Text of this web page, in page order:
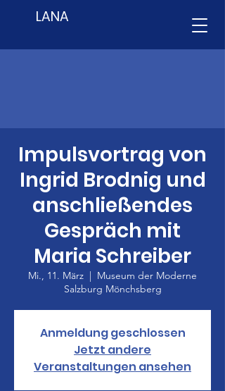
LANA
Impulsvortrag von
Ingrid Brodnig und
anschließendes
Gespräch mit
Maria Schreiber
Mi., 11. März
  |
Museum der Moderne
Salzburg Mönchsberg
Anmeldung geschlossen
Jetzt andere
Veranstaltungen ansehen